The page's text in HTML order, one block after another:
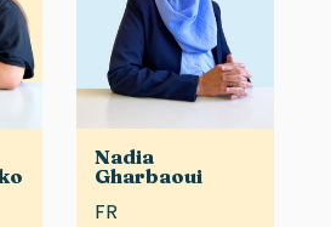
Nadia
Gharbaoui
FR